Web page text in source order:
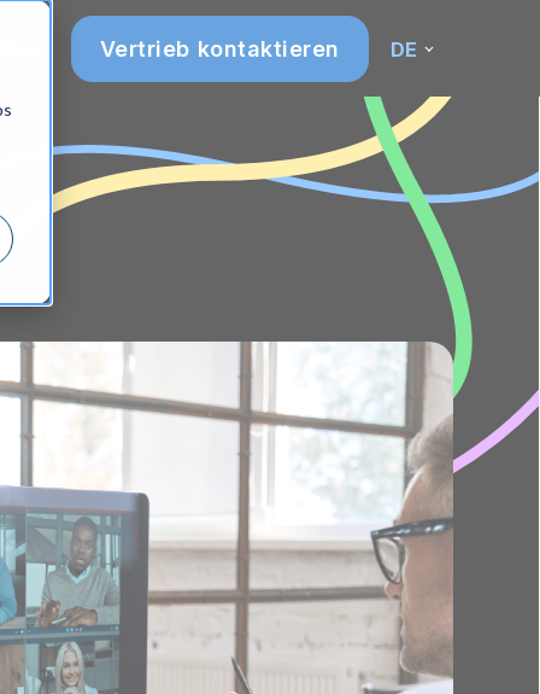
Vertrieb kontaktieren DE